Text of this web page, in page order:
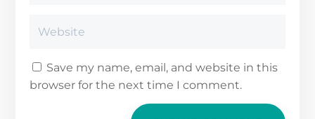
Save my name, email, and website in this
browser for the next time I comment.